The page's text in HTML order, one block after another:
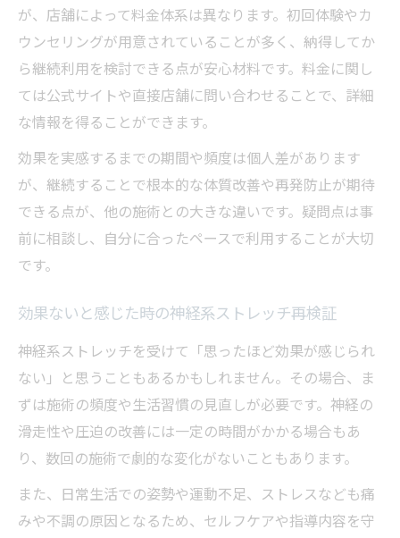
が、店舗によって料金体系は異なります。初回体験やカ
ウンセリングが用意されていることが多く、納得してか
ら継続利用を検討できる点が安心材料です。料金に関し
ては公式サイトや直接店舗に問い合わせることで、詳細
な情報を得ることができます。
効果を実感するまでの期間や頻度は個人差があります
が、継続することで根本的な体質改善や再発防止が期待
できる点が、他の施術との大きな違いです。疑問点は事
前に相談し、自分に合ったペースで利用することが大切
です。
効果ないと感じた時の神経系ストレッチ再検証
神経系ストレッチを受けて「思ったほど効果が感じられ
ない」と思うこともあるかもしれません。その場合、ま
ずは施術の頻度や生活習慣の見直しが必要です。神経の
滑走性や圧迫の改善には一定の時間がかかる場合もあ
り、数回の施術で劇的な変化がないこともあります。
また、日常生活での姿勢や運動不足、ストレスなども痛
みや不調の原因となるため、セルフケアや指導内容を守